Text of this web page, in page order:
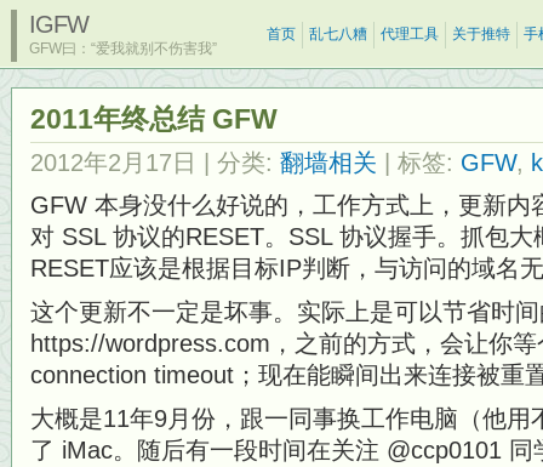
IGFW
GFW曰：“爱我就别不伤害我”
首页 乱七八糟 代理工具 关于推特 手
2011年终总结 GFW
2012年2月17日 | 分类: 翻墙相关 | 标签: GFW,
GFW 本身没什么好说的，工作方式上，更新内
对 SSL 协议的RESET。SSL 协议握手。抓包
RESET应该是根据目标IP判断，与访问的域名
这个更新不一定是坏事。实际上是可以节省时
https://wordpress.com，之前的方式，会让你
connection timeout；现在能瞬间出来连接被重
大概是11年9月份，跟一同事换工作电脑（他用
了 iMac。随后有一段时间在关注 @ccp0101